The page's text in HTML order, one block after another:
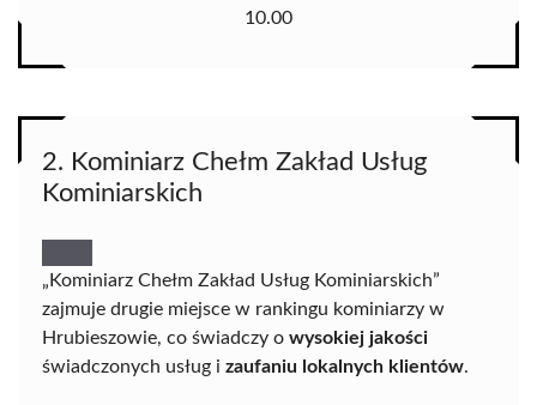
10.00
2. Kominiarz Chełm Zakład Usług
Kominiarskich
„Kominiarz Chełm Zakład Usług Kominiarskich”
zajmuje drugie miejsce w rankingu kominiarzy w
Hrubieszowie, co świadczy o wysokiej jakości
świadczonych usług i zaufaniu lokalnych klientów.